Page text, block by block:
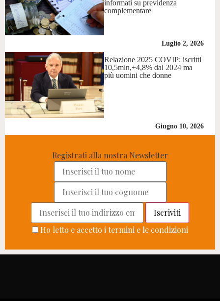
informati su previdenza
complementare
Luglio 2, 2026
Relazione 2025 COVIP: iscritti
10,5mln,+4,8% dal 2024 ma
più uomini che donne
Giugno 10, 2026
Registrati alla nostra Newsletter
Ho letto e accetto i termini e le condizioni